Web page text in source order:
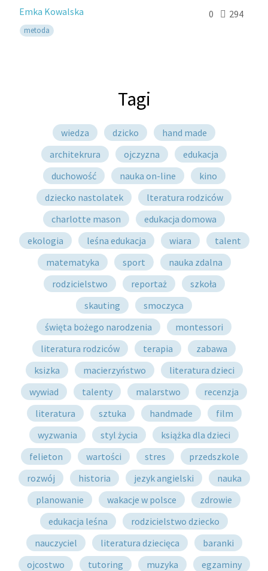
Emka Kowalska 0 294
metoda
Tagi
wiedza dzicko
hand made
architekrura
ojczyzna
edukacja
duchowość
nauka on-line
kino
dziecko nastolatek
lteratura rodziców
charlotte mason
edukacja domowa
ekologia
leśna edukacja wiara
talent
matematyka
sport
nauka zdalna
rodzicielstwo
reportaż
szkoła
skauting
smoczyca
święta bożego narodzenia
montessori
literatura rodziców
terapia
zabawa
ksizka
macierzyństwo
literatura dzieci
wywiad
talenty malarstwo
recenzja
literatura
sztuka handmade
film
wyzwania
styl życia
książka dla dzieci
felieton
wartości stres
przedszkole
rozwój
historia jezyk angielski
nauka
planowanie
wakacje w polsce
zdrowie
edukacja leśna
rodzicielstwo dziecko
nauczyciel
literatura dziecięca
baranki
ojcostwo
tutoring muzyka
egzaminy